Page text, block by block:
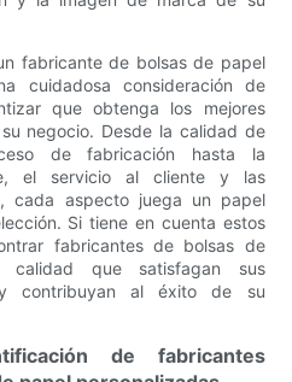
fabricante de bolsas de papel
cuidadosa consideración de
que obtenga los mejores
negocio. Desde la calidad de
de fabricación hasta la
el servicio al cliente y las
cada aspecto juega un papel
Si tiene en cuenta estos
fabricantes de bolsas de
calidad que satisfagan sus
y contribuyan al éxito de su
de fabricantes